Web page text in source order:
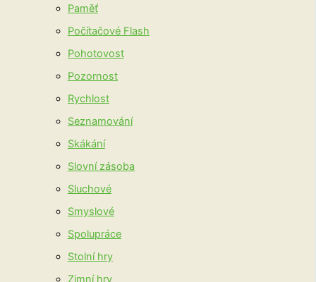
Paměť
Počítačové Flash
Pohotovost
Pozornost
Rychlost
Seznamování
Skákání
Slovní zásoba
Sluchové
Smyslové
Spolupráce
Stolní hry
Zimní hry